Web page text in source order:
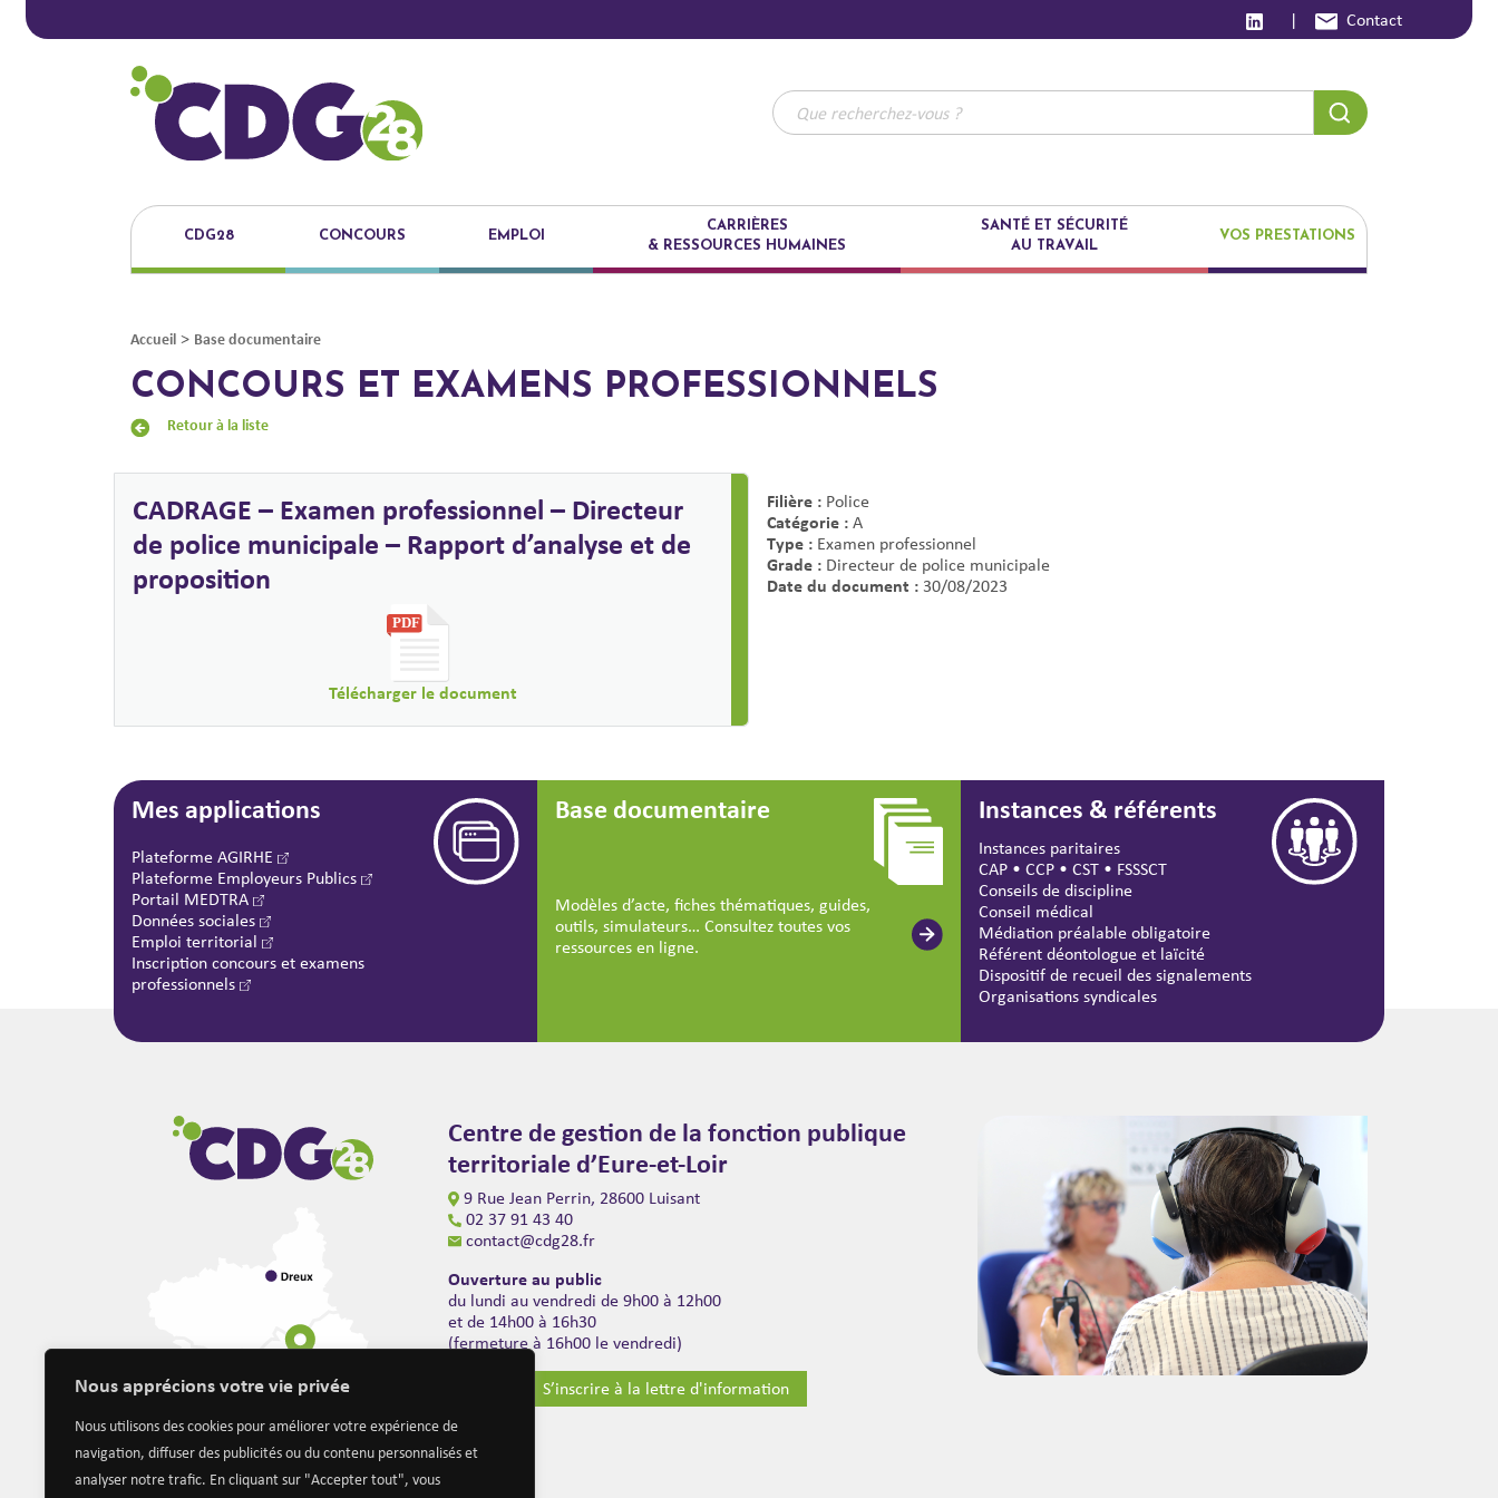
Nous apprécions votre vie privée
Nous utilisons des cookies pour améliorer votre expérience de
navigation, diffuser des publicités ou du contenu personnalisés et
analyser notre trafic. En cliquant sur "Accepter tout", vous
| Contact
CDG28 CONCOURS EMPLOI
CARRIÈRES
& RESSOURCES HUMAINES
SANTÉ ET SÉCURITÉ
AU TRAVAIL
VOS PRESTATIONS
Accueil > Base documentaire
CONCOURS ET EXAMENS PROFESSIONNELS
Retour à la liste
CADRAGE – Examen professionnel – Directeur
de police municipale – Rapport d’analyse et de
proposition
Télécharger le document
Filière : Police
Catégorie :A
Type : Examen professionnel
Grade : Directeur de police municipale
Date du document :30/08/2023
Mes applications
Plateforme AGIRHE
Plateforme Employeurs Publics
Portail MEDTRA
Données sociales
Emploi territorial
Inscription concours et examens
professionnels
Base documentaire
Modèles d’acte, fiches thématiques, guides,
outils, simulateurs… Consultez toutes vos
ressources en ligne.
Instances & référents
Instances paritaires
CAP • CCP • CST • FSSSCT
Conseils de discipline
Conseil médical
Médiation préalable obligatoire
Référent déontologue et laïcité
Dispositif de recueil des signalements
Organisations syndicales
Centre de gestion de la fonction publique
territoriale d’Eure-et-Loir
9 Rue Jean Perrin, 28600 Luisant
02 37 91 43 40
contact@cdg28.fr
Ouverture au public
du lundi au vendredi de 9h00 à 12h00
et de 14h00 à 16h30
(fermeture à 16h00 le vendredi)
S’inscrire à la lettre d'information